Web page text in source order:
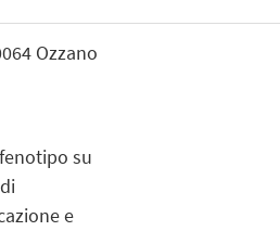
Ozzano
su
e